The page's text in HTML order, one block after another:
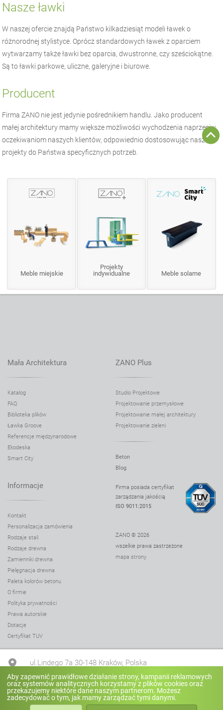
Nasze ławki
W naszej ofercie znajdą Państwo kilkadziesiąt modeli ławek o
różnorodnej stylistyce. Oprócz standardowych ławek z oparciem
wytwarzamy także ławki bez oparcia, dwustronne, czy sześciokątne.
Są to ławki parkowe, uliczne, galeryjne i biurowe.
Producent
FirmaZANO nie jest jedynie pośrednikiem handlu. Jako producent
małej architektury mamy większe możliwości wychodzenia naprzeciw
oczekiwaniom naszych klientów, odpowiednio dostosowując nasze
projekty do Państwa specyficznych potrzeb.
Meble miejskie
Projekty
indywidualne
Meble solarne
Mała Architektura
Katalog
FAQ
Biblioteka plików
Ławka Groove
Referencje międzynarodowe
Ekodeska
Smart City
ZANO Plus
Studio Projektowe
Projektowanie przemysłowe
Projektowanie małej architektury
Projektowanie zieleni
Beton
Blog
Informacje
Kontakt
Personalizacja zamówienia
Rodzaje stali
Rodzaje drewna
Zamienniki drewna
Pielęgnacja drewna
Paleta kolorów betonu
O firmie
Polityka prywatności
Prawa autorskie
Dotacje
Certyfikat TUV
Firma posiada certyfikat
zarządzania jakością
ISO 9011:2015
ZANO © 2026
wszelkie prawa zastrzeżone
mapa strony
ul.Lindego 7a 30-148 Kraków, Polska
+48 12 636 90 27
Aby zapewnić prawidłowe działanie strony, kampanii reklamowych
oraz systemów analitycznych korzystamy z plików cookies oraz
przekazujemy niektóre dane naszym partnerom. Możesz
zadecydować o tym, jak mamy zarządzać tymi danymi.